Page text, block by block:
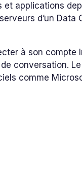
applications
d’un Data
à son compte
conversation.
comme